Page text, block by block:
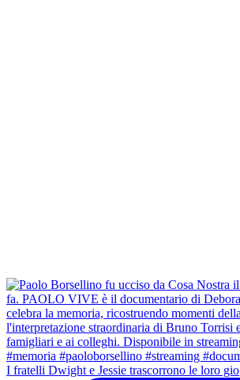
I fratelli Dwight e Jessie trascorrono le loro gio